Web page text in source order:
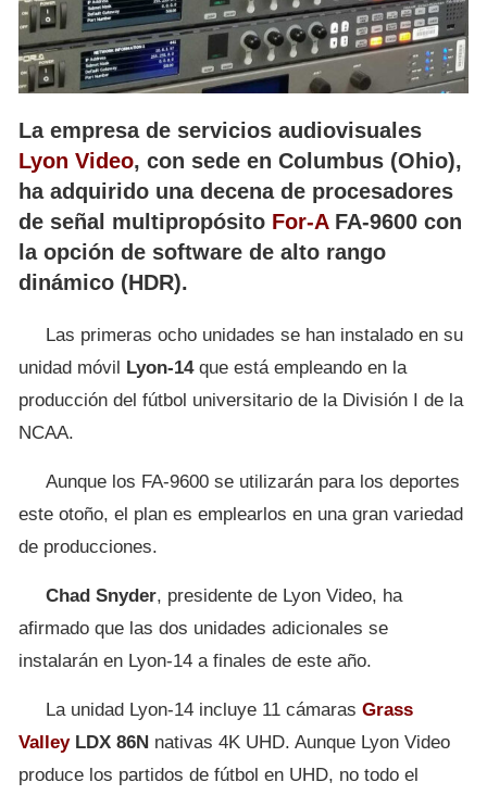
La empresa de servicios audiovisuales
Lyon Video, con sede en Columbus (Ohio),
ha adquirido una decena de procesadores
de señal multipropósito For-AFA-9600 con
la opción de software de alto rango
dinámico (HDR).
Las primeras ocho unidades se han instalado en su
unidad móvil Lyon-14que está empleando en la
producción del fútbol universitario de la División I de la
NCAA.
Aunque los FA-9600 se utilizarán para los deportes
este otoño, el plan es emplearlos en una gran variedad
de producciones.
Chad Snyder, presidente de Lyon Video, ha
afirmado que las dos unidades adicionales se
instalarán en Lyon-14 a finales de este año.
La unidad Lyon-14 incluye 11 cámaras Grass
ValleyLDX 86N nativas 4K UHD. Aunque Lyon Video
produce los partidos de fútbol en UHD, no todo el